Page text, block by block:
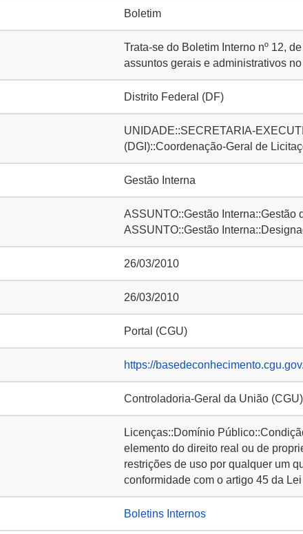
Boletim
Trata-se do Boletim Interno nº 12,
assuntos gerais e administrativos
Distrito Federal (DF)
UNIDADE::SECRETARIA-
(DGI)::Coordenação-Geral de
Gestão Interna
ASSUNTO::Gestão Interna::Gestão
ASSUNTO::Gestão
26/03/2010
26/03/2010
Portal (CGU)
https://
Controladoria-Geral da União (CGU)
Licenças::Domínio
elemento do direito real ou de
restrições de uso por qualquer um
conformidade com o artigo 45 da Lei
Boletins Internos